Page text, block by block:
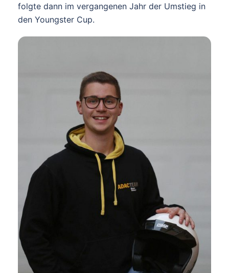
folgte dann im vergangenen Jahr der Umstieg in
den Youngster Cup.